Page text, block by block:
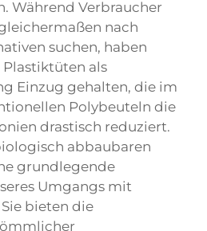
Während Verbraucher
nach
suchen, haben
als
Einzug gehalten, die im
Polybeuteln die
drastisch reduziert.
abbaubaren
grundlegende
Umgangs mit
bieten die